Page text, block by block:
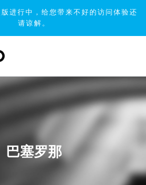
进行中，给您带来不好的访问体验还
请谅解。
巴塞罗那